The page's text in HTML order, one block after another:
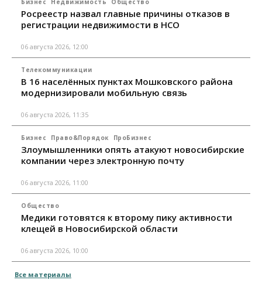
Бизнес Недвижимость Общество
Росреестр назвал главные причины отказов в
регистрации недвижимости в НСО
06 августа 2026, 12:00
Телекоммуникации
В 16 населённых пунктах Мошковского района
модернизировали мобильную связь
06 августа 2026, 11:35
Бизнес Право&Порядок ПроБизнес
Злоумышленники опять атакуют новосибирские
компании через электронную почту
06 августа 2026, 11:00
Общество
Медики готовятся к второму пику активности
клещей в Новосибирской области
06 августа 2026, 10:00
Все материалы